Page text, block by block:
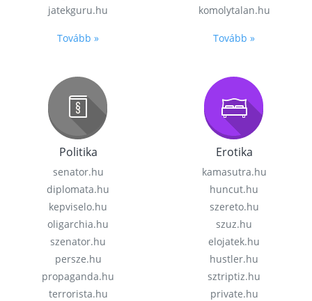
jatekguru.hu
Tovább »
komolytalan.hu
Tovább »
Politika
senator.hu
diplomata.hu
kepviselo.hu
oligarchia.hu
szenator.hu
persze.hu
propaganda.hu
terrorista.hu
Erotika
kamasutra.hu
huncut.hu
szereto.hu
szuz.hu
elojatek.hu
hustler.hu
sztriptiz.hu
private.hu